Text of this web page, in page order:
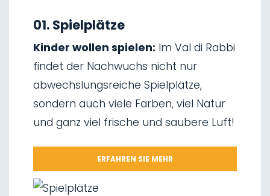
Skitourengehen
Schlittenfahren
Eisklettern
Wasserfälle von Saent
Wasserfälle von Valorz
Hängebrücke
Wegnetz „Via delle Malghe“
01. Spielplätze
Kinder wollen spielen: Im Val di Rabbi
findet der Nachwuchs nicht nur
abwechslungsreiche Spielplätze,
sondern auch viele Farben, viel Natur
und ganz viel frische und saubere Luft!
ERFAHREN SIE MEHR